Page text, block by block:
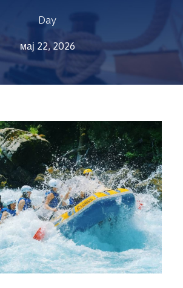
Day
мај 22, 2026